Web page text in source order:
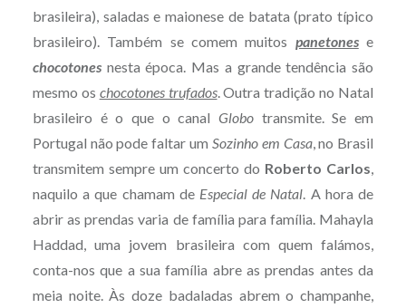
brasileira), saladas e maionese de batata (prato típico
brasileiro). Também se comem muitos panetonese
chocotonesnesta época. Mas a grande tendência são
mesmo os chocotones trufados. Outra tradição no Natal
brasileiro é o que o canalGlobo transmite. Se em
Portugal não pode faltar um Sozinho em Casa, no Brasil
transmitem sempre um concerto do Roberto Carlos,
naquilo a que chamam de Especial de Natal. A hora de
abrir as prendas varia de família para família. Mahayla
Haddad, uma jovem brasileira com quem falámos,
conta-nos que a sua família abre as prendas antes da
meia noite. Às doze badaladas abrem o champanhe,